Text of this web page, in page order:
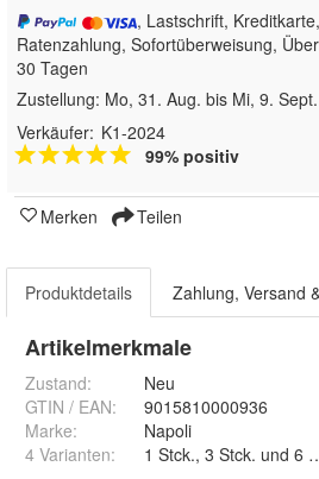
, Lastschrift,
Ratenzahlung, Sofortüberweisung,
30 Tagen
Zustellung: Mo, 31. Aug. bis Mi, 9. Sept.
Verkäufer: K1-2024
99% positiv
Merken Teilen
Produktdetails Zahlung, Versand
Artikelmerkmale
Zustand:
Neu
GTIN / EAN:
9015810000936
Marke:
Napoli
4 Varianten: 1 Stck., 3